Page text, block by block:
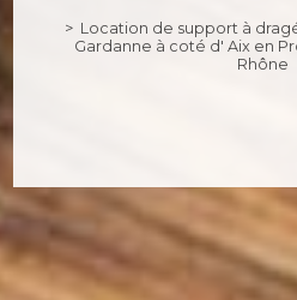
Location de support à
Gardanne à coté d' Aix en
Rhône